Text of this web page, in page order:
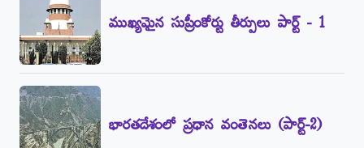
ముఖ్యమైన సుప్రీంకోర్టు తీర్పులు పార్ట్‌ - 1
భారతదేశంలో ప్రధాన వంతెనలు (పార్ట్‌-2)